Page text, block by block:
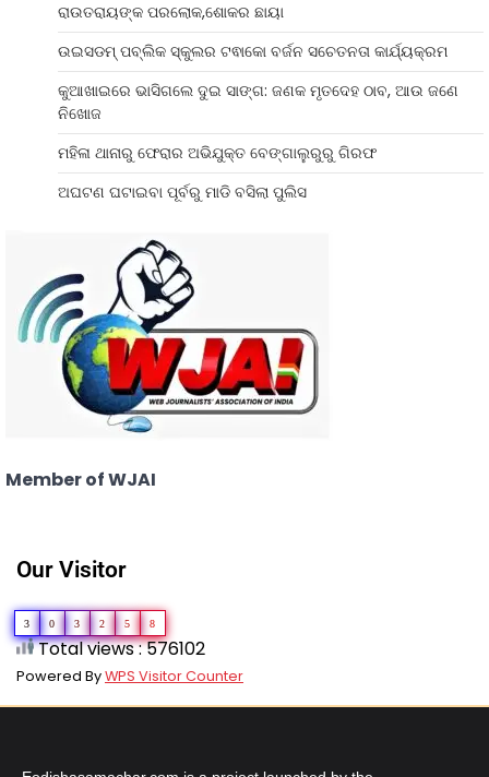
ରାଉତରାୟଙ୍କ ପରଲୋକ,ଶୋକର ଛାୟା
ଉଇସଡମ୍ ପବ୍ଲିକ ସ୍କୁଲର ଟଵାକୋ ବର୍ଜନ ସଚେତନତା କାର୍ଯ୍ୟକ୍ରମ
କୁଆଖାଇରେ ଭାସିଗଲେ ଦୁଇ ସାଙ୍ଗ: ଜଣକ ମୃତଦେହ ଠାବ, ଆଉ ଜଣେ
ନିଖୋଜ
ମହିଳା ଥାନାରୁ ଫେରାର ଅଭିଯୁକ୍ତ ବେଙ୍ଗାଲୁରୁରୁ ଗିରଫ
ଅଘଟଣ ଘଟାଇବା ପୂର୍ବରୁ ମାଡି ବସିଲା ପୁଲିସ
Member of WJAI
Our Visitor
3 0 3 2 5 8
Total views : 576102
Powered ByWPS Visitor Counter